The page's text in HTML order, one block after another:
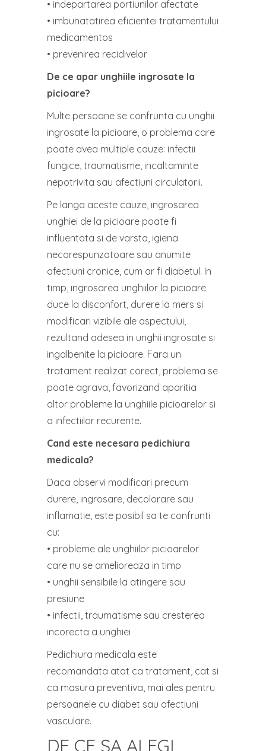
• indepartarea portiunilor afectate
• imbunatatirea eficientei tratamentului
medicamentos
• prevenirea recidivelor
De ce apar unghiile ingrosate la
picioare?
Multe persoane se confrunta cu unghii
ingrosate la picioare, o problema care
poate avea multiple cauze: infectii
fungice, traumatisme, incaltaminte
nepotrivita sau afectiuni circulatorii.
Pe langa aceste cauze, ingrosarea
unghiei de la picioare poate fi
influentata si de varsta, igiena
necorespunzatoare sau anumite
afectiuni cronice, cum ar fi diabetul. In
timp, ingrosarea unghiilor la picioare
duce la disconfort, durere la mers si
modificari vizibile ale aspectului,
rezultand adesea in unghii ingrosate si
ingalbenite la picioare. Fara un
tratament realizat corect, problema se
poate agrava, favorizand aparitia
altor probleme la unghiile picioarelor si
a infectiilor recurente.
Cand este necesara pedichiura
medicala?
Daca observi modificari precum
durere, ingrosare, decolorare sau
inflamatie, este posibil sa te confrunti
cu:
• probleme ale unghiilor picioarelor
care nu se amelioreaza in timp
• unghii sensibile la atingere sau
presiune
• infectii, traumatisme sau cresterea
incorecta a unghiei
Pedichiura medicala este
recomandata atat ca tratament, cat si
ca masura preventiva, mai ales pentru
persoanele cu diabet sau afectiuni
vasculare.
DE CE SA ALEGI